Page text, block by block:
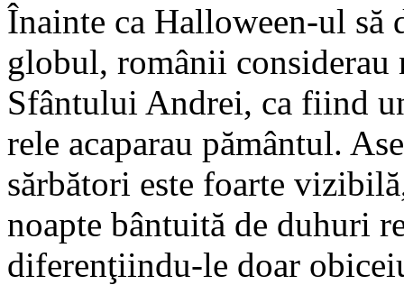
Înainte ca Halloween-ul să
globul, românii considerau
Sfântului Andrei, ca fiind
rele acaparau pământul.
sărbători este foarte
noapte bântuită de duhuri
diferenţiindu-le doar